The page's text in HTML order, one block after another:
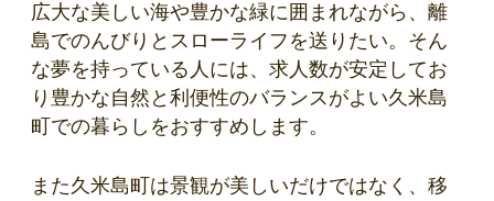
広大な美しい海や豊かな緑に囲まれながら、離
島でのんびりとスローライフを送りたい。そん
な夢を持っている人には、求人数が安定してお
り豊かな自然と利便性のバランスがよい久米島
町での暮らしをおすすめします。
また久米島町は景観が美しいだけではなく、移